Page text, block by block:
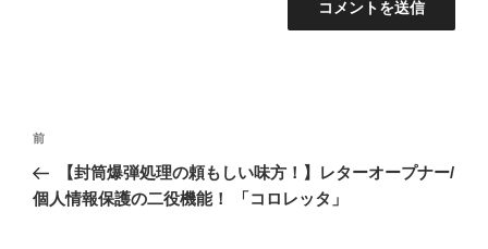
投
ナ
前
の
投
前
【封筒爆弾処理の頼もしい味方！】レターオープナー/
個人情報保護の二役機能！ 「コロレッタ」